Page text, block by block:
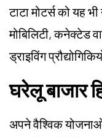
टाटा मोटर्स को यह
मोबिलिटी, कनेक्टेड
ड्राइविंग
घरेलू बाजार
अपने वैश्विक योजनाओं